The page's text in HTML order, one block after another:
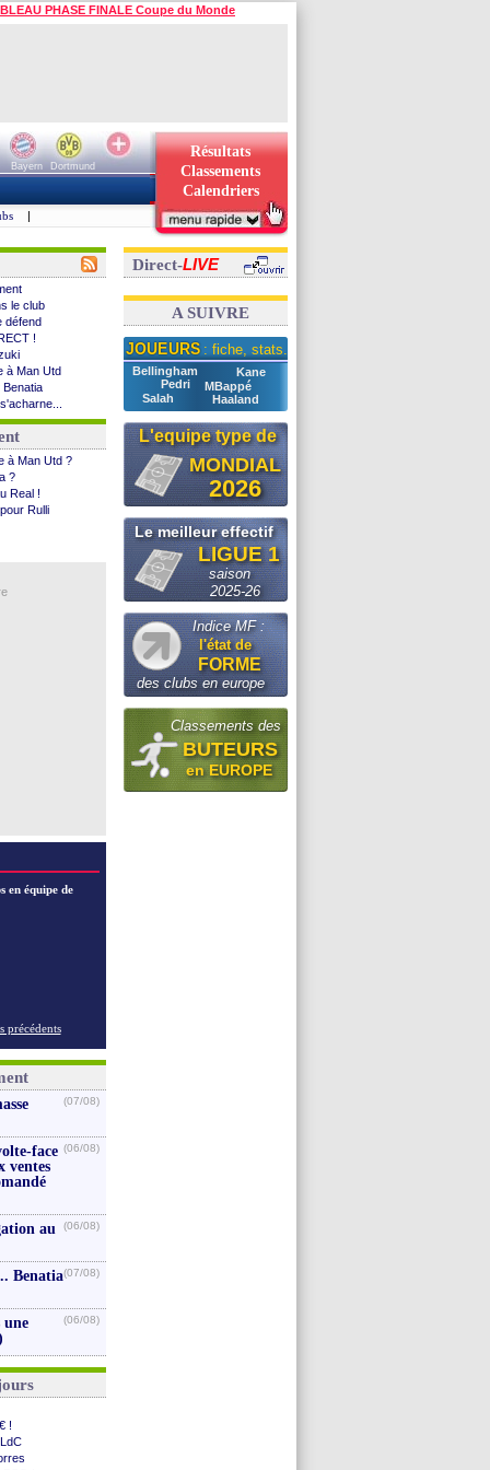
PHASE FINALE Coupe du Monde
Bayern
Dortmund
Résultats
Classements
Calendriers
|
le club
défend
!
à Man Utd
Benatia
Uche
Aguerd
suspense
l'eau
à Man Utd ?
?
Real !
Rulli
en équipe de
précédents
(07/08)
face
ventes
(06/08)
au
(06/08)
Benatia(07/08)
une
(06/08)
!
Direct-LIVE
A SUIVRE
JOUEURS : fiche, stats...
Bellingham
Kane
Pedri
MBappé
Salah
Haaland
L'equipe type de
MONDIAL
2026
Le meilleur effectif
LIGUE 1
saison
2025-26
Indice MF :
l'état de
FORME
des clubs en europe
Classements des
BUTEURS
en EUROPE